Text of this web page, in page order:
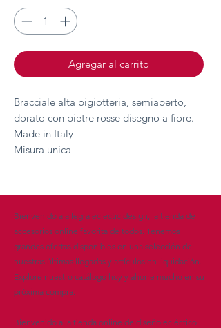
Agregar al carrito
Bracciale alta bigiotteria, semiaperto,
dorato con pietre rosse disegno a fiore.
Made in Italy
Misura unica
Bienvenido a allegra eclectic design, la tienda de
accesorios online favorita de todos. Tenemos
grandes ofertas disponibles en una selección de
nuestras últimas llegadas y artículos en liquidación.
Explore nuestro catálogo hoy y ahorre mucho en su
próxima compra.
Bienvenido a la tienda online de diseño ecléctico